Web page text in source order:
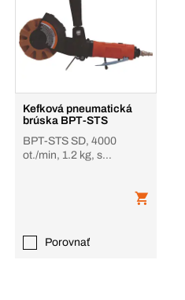
Kefková pneumatická
brúska BPT-STS
BPT-STS SD, 4000
ot./min, 1.2 kg, s
Porovnať